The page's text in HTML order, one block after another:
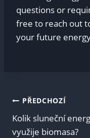
questions or
free to reach out
your future
Navigace
pro
PŘEDCHOZÍ
Kolik sluneční
využije biomasa?